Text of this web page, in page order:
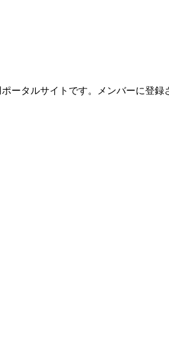
ータルサイトです。メンバーに登